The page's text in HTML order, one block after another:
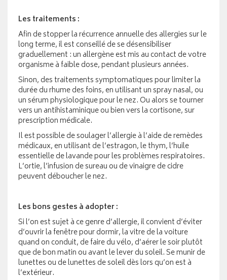
Les traitements :
Afin de stopper la récurrence annuelle des allergies sur le
long terme, il est conseillé de se désensibiliser
graduellement : un allergène est mis au contact de votre
organisme à faible dose, pendant plusieurs années.
Sinon, des traitements symptomatiques pour limiter la
durée du rhume des foins, en utilisant un spray nasal, ou
un sérum physiologique pour le nez. Ou alors se tourner
vers un antihistaminique ou bien vers la cortisone, sur
prescription médicale.
Il est possible de soulager l’allergie à l’aide de remèdes
médicaux, en utilisant de l’estragon, le thym, l’huile
essentielle de lavande pour les problèmes respiratoires.
L’ortie, l’infusion de sureau ou de vinaigre de cidre
peuvent déboucher le nez.
Les bons gestes à adopter :
Si l’on est sujet à ce genre d’allergie, il convient d’éviter
d’ouvrir la fenêtre pour dormir, la vitre de la voiture
quand on conduit, de faire du vélo, d’aérer le soir plutôt
que de bon matin ou avant le lever du soleil. Se munir de
lunettes ou de lunettes de soleil dès lors qu’on est à
l’extérieur.